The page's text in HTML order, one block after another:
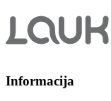
Informacija